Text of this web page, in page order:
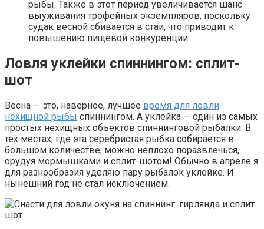
рыбы. Также в этот период увеличивается шанс
выуживания трофейных экземпляров, поскольку
судак весной сбивается в стаи, что приводит к
повышению пищевой конкуренции.
Ловля уклейки спиннингом: сплит-
шот
Весна — это, наверное, лучшее время для ловли
нехищной рыбы спиннингом. А уклейка — один из самых
простых нехищных объектов спиннинговой рыбалки. В
тех местах, где эта серебристая рыбка собирается в
большом количестве, можно неплохо поразвлечься,
орудуя мормышками и сплит-шотом! Обычно в апреле я
для разнообразия уделяю пару рыбалок уклейке. И
нынешний год не стал исключением.